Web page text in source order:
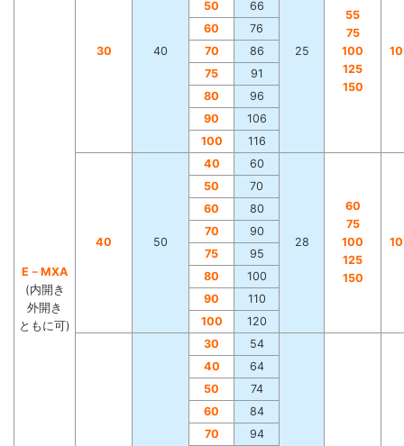
E－MXA
(内開き
外開き
ともに可)
30 40 25
55
75
100
125
150
50
66
60
76
70
86
75
91
80
96
90
106
100
116
40 50
40 60
28
60
75
100
125
150
50
70
60
80
70
90
75
95
80
100
90
110
100
120
30 54
40
64
50
74
60
84
70
94